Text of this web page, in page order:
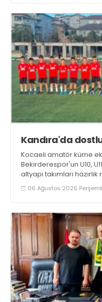
Kandıra'da
Kocaeli amatör küme
Bekirderespor'un U10,
altyapı takımları hazırlık
genç futbolcunun ter
sporculara Kandıra'nın
06 Ağustos 2026